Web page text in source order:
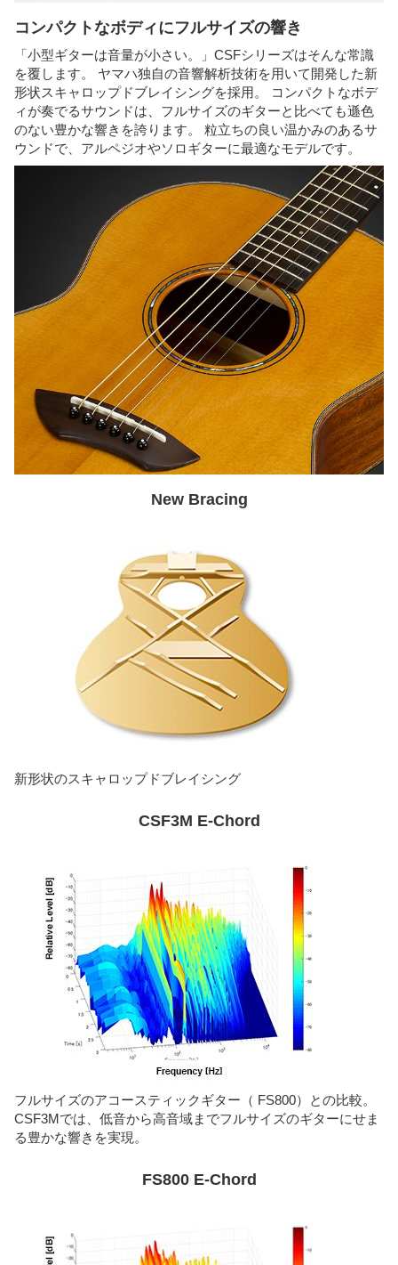
コンパクトなボディにフルサイズの響き
「小型ギターは音量が小さい。」CSFシリーズはそんな常識
を覆します。 ヤマハ独自の音響解析技術を用いて開発した新
形状スキャロップドブレイシングを採用。 コンパクトなボデ
ィが奏でるサウンドは、フルサイズのギターと比べても遜色
のない豊かな響きを誇ります。 粒立ちの良い温かみのあるサ
ウンドで、アルペジオやソロギターに最適なモデルです。
New Bracing
新形状のスキャロップドブレイシング
CSF3M E-Chord
フルサイズのアコースティックギター（ FS800）との比較。
CSF3Mでは、低音から高音域までフルサイズのギターにせま
る豊かな響きを実現。
FS800 E-Chord